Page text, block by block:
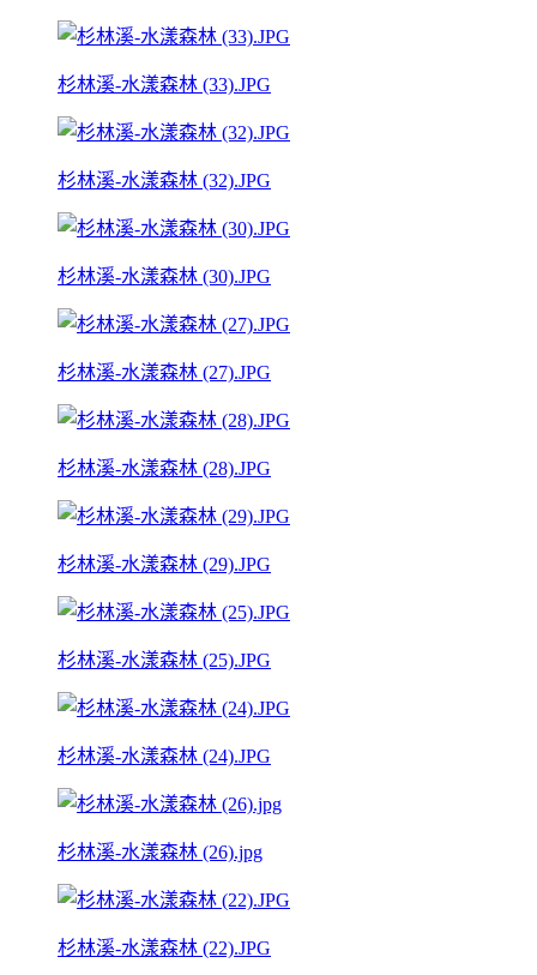
杉林溪-水漾森林 (33).JPG
杉林溪-水漾森林 (32).JPG
杉林溪-水漾森林 (30).JPG
杉林溪-水漾森林 (27).JPG
杉林溪-水漾森林 (28).JPG
杉林溪-水漾森林 (29).JPG
杉林溪-水漾森林 (25).JPG
杉林溪-水漾森林 (24).JPG
杉林溪-水漾森林 (26).jpg
杉林溪-水漾森林 (22).JPG